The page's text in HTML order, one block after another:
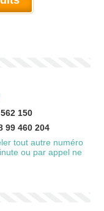
150
99 460 204
tout autre numéro
ou par appel ne